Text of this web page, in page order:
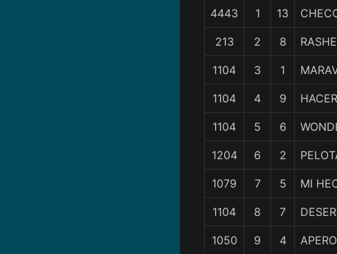
4443 1 13
213 2 8
1104 3 1
1104 4 9
1104 5 6
1204 6 2
1079 7 5 MI
1104 8 7
1050 9 4